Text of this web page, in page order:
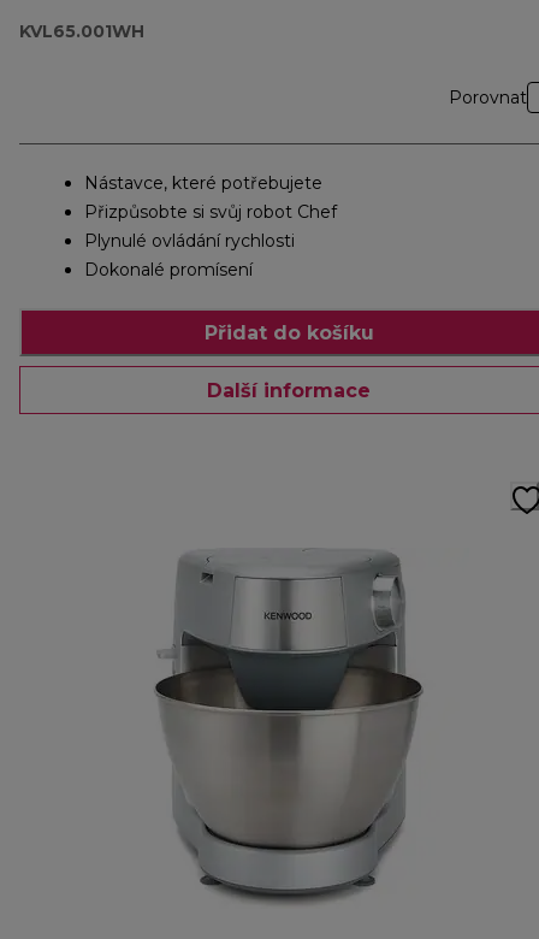
KVL65.001WH
Porovnat
Nástavce, které potřebujete
Přizpůsobte si svůj robot Chef
Plynulé ovládání rychlosti
Dokonalé promísení
Přidat do košíku
Další informace